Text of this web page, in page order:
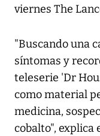
viernes The
"Buscando una
síntomas y
teleserie 'Dr
como material
medicina,
cobalto", explica